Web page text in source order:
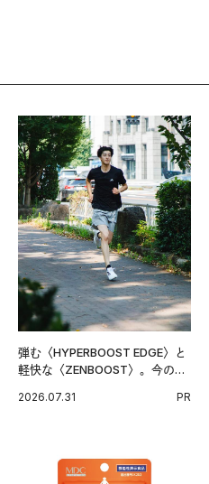
弾む〈HYPERBOOST EDGE〉と
軽快な〈ZENBOOST〉。今の時
出した新機軸。
2026.07.31 PR